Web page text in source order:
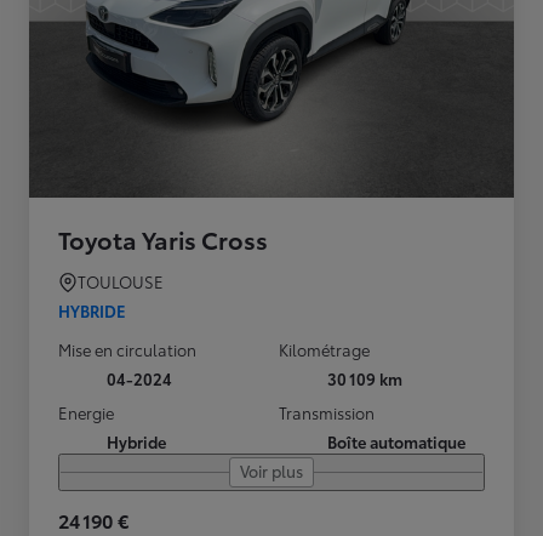
Toyota Yaris Cross
TOULOUSE
HYBRIDE
Mise en circulation
04-2024
Kilométrage
30 109 km
Energie
Hybride
Transmission
Boîte automatique
Voir plus
24 190 €